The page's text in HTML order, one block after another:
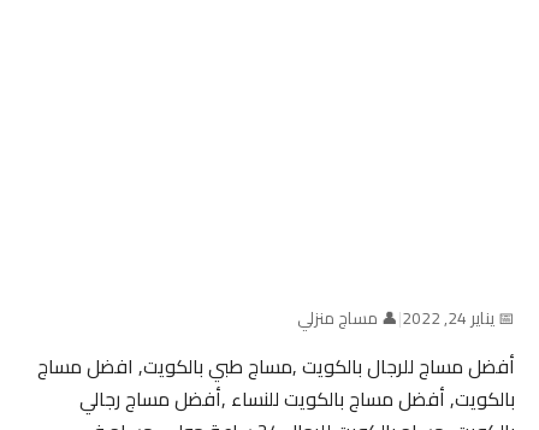
📅 يناير 24, 2022 |👤 مساج منزلي
أفضل مساج للرجال بالكويت ,مساج طبي بالكويت, افضل مساج
بالكويت, أفضل مساج بالكويت للنساء ,أفضل مساج رجالي